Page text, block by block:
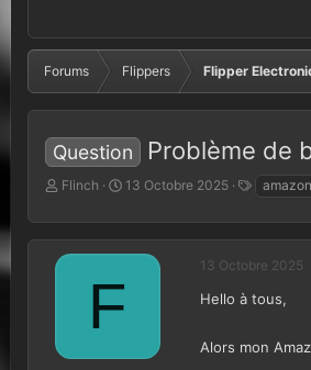
Forums Flippers Flipper
Question Problème de
A
t
e
u
a
Flinch
D
t
e
u
13 Octobre 2025
g
s
F
13 Octobre 2025
Hello à tous,
Alors mon